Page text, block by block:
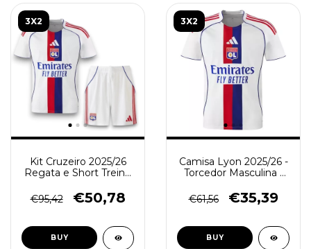
3X2
Kit Cruzeiro 2025/26
Regata e Short Treino
(cópia) - (cópia) -
(cópia) - (cópia) -
€95,42 €50,78
BUY
3X2
Camisa Lyon 2025/26 -
Torcedor Masculina -
€61,56
€35,39
BUY